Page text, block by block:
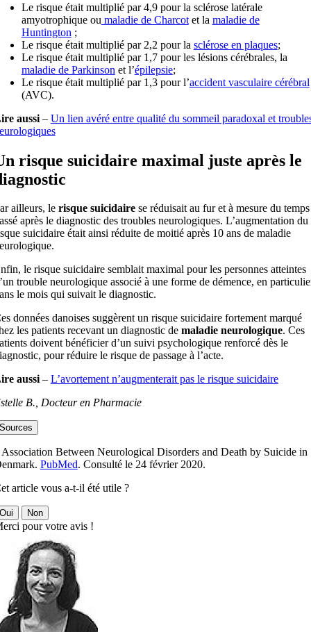
Le risque était multiplié par 4,9 pour la sclérose latérale
amyotrophique ou maladie de Charcotet la maladie de
Huntington ;
Le risque était multiplié par 2,2 pour la sclérose en plaques;
Le risque était multiplié par 1,7 pour les lésions cérébrales, la
maladie de Parkinson et l’épilepsie;
Le risque était multiplié par 1,3 pour l’accident vasculaire cérébral
(AVC).
aussi– Un lien avéré entre qualité du sommeil paradoxal et
risque suicidaire maximal juste après le
ailleurs, le risque suicidairese réduisait au fur et à mesure du temps
après le diagnostic des troubles neurologiques. L’augmentation du
suicidaire était ainsi réduite de moitié après 10 ans de maladie
le risque suicidaire semblait maximal pour les personnes atteintes
trouble neurologique associé à une forme de démence, en
le mois qui suivait le diagnostic.
données danoises suggèrent un risque suicidaire fortement marqué
les patients recevant un diagnostic de maladie neurologique. Ces
doivent bénéficier d’un suivi psychologique renforcé dès le
pour réduire le risque de passage à l’acte.
aussi– L’avortement n’augmenterait pas le risque suicidaire
B., Docteur en Pharmacie
Association Between Neurological Disorders and Death by Suicide in
PubMed. Consulté le 24 février 2020.
article vous a-t-il été utile ?
Non
pour votre avis !